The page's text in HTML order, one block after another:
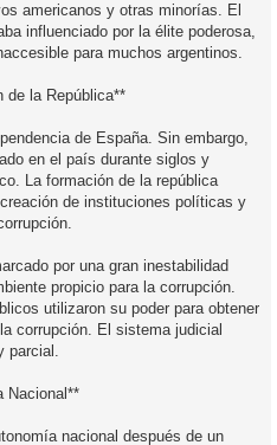
americanos y otras minorías. El
influenciado por la élite poderosa,
para muchos argentinos.
de la República**
de España. Sin embargo,
en el país durante siglos y
La formación de la república
de instituciones políticas y
por una gran inestabilidad
propicio para la corrupción.
utilizaron su poder para obtener
corrupción. El sistema judicial
parcial.
Nacional**
nacional después de un